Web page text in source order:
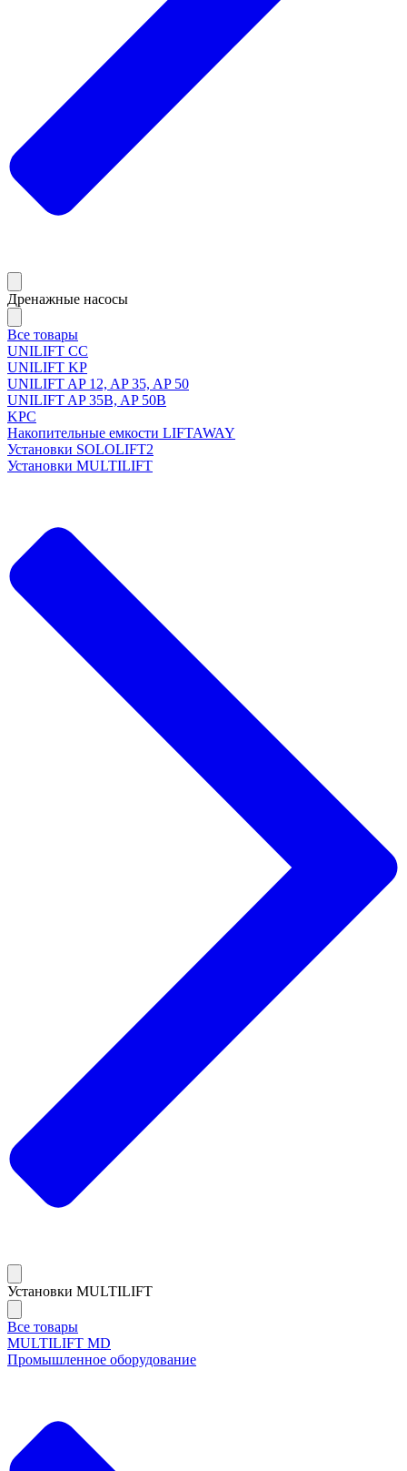
Дренажные насосы
Все товары
UNILIFT CC
UNILIFT KP
UNILIFT AP 12, AP 35, AP 50
UNILIFT AP 35B, AP 50B
KPC
Накопительные емкости LIFTAWAY
Установки SOLOLIFT2
Установки MULTILIFT
Установки MULTILIFT
Все товары
MULTILIFT MD
Промышленное оборудование